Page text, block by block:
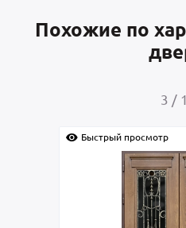
Похожие по
4 /